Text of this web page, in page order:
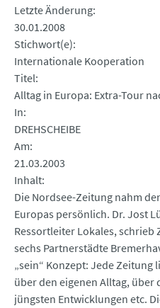
Letzte Änderung
30.01.2008
Stichwort(e)
Internationale Kooperation
Titel
Alltag in Europa: Extra-Tour
In
DREHSCHEIBE
Am
21.03.2003
Inhalt
Die Nordsee-Zeitung nahm den Begriff des
Europas persönlich. Dr. Jost
Ressortleiter Lokales, schrieb
sechs Partnerstädte
„sein“ Konzept: Jede
über den eigenen Alltag, über
jüngsten Entwicklungen etc.